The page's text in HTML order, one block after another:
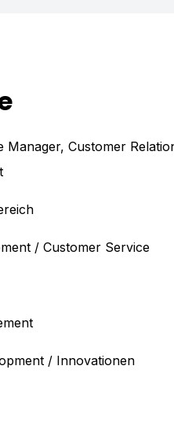
Manager, Customer
/ Customer Service
/ Innovationen